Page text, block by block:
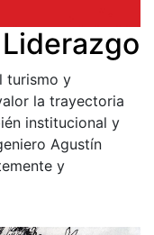
turismo y
la trayectoria
institucional y
Agustín
y